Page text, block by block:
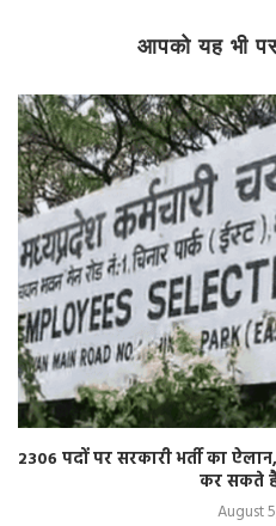
आपको यह भी
2306 पदों पर सरकारी भर्ती का
कर सकते
August